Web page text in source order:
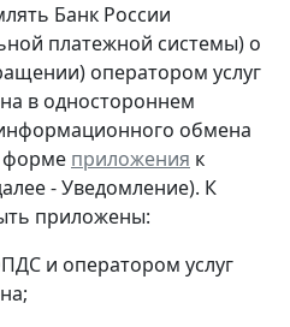
Банк России
платежной системы) о
оператором услуг
в одностороннем
обмена
форме приложения к
- Уведомление). К
приложены:
и оператором услуг